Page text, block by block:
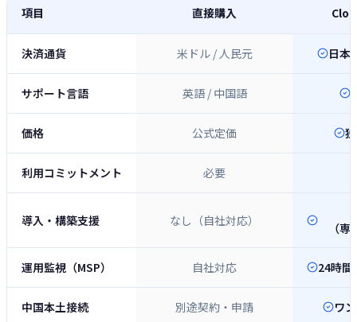
項目 直接購入
決済通貨 米ドル / 人民元 日本
サポート言語 英語 / 中国語
価格 公式定価
利用コミットメント 必要
導入・構築支援 なし（自社対応） （
運用監視（MSP） 自社対応 24時間
中国本土接続 別途契約・申請 ワ